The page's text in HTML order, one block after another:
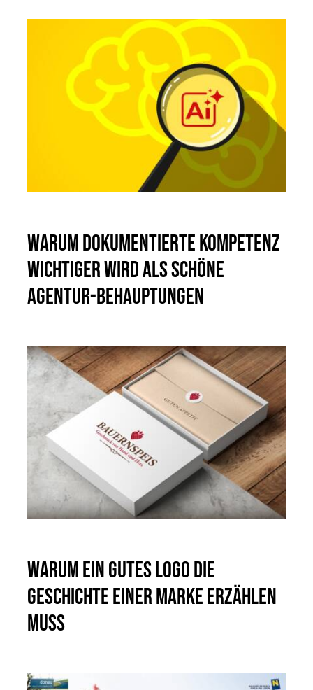
Warum dokumentierte Kompetenz
wichtiger wird als schöne
Agentur-Behauptungen
Warum ein gutes Logo die
Geschichte einer Marke erzählen
muss